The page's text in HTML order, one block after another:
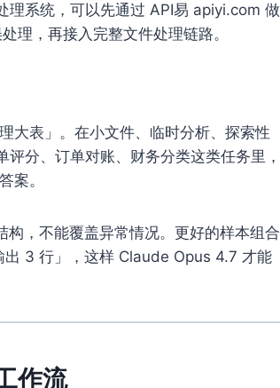
理系统，可以先通过 API易 apiyi.com 做
理，再接入完整文件处理链路。
大表」。在小文件、临时分析、探索性
分、订单对账、财务分类这类任务里，
案。
，不能覆盖异常情况。更好的样本组合
3 行」，这样 Claude Opus 4.7 才能
作流